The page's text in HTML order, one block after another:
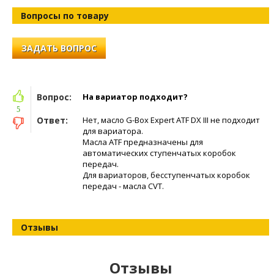
Вопросы по товару
ЗАДАТЬ ВОПРОС
Вопрос: На вариатор подходит?
Ответ:
Нет, масло G-Box Expert ATF DX III не подходит
для вариатора.
Масла ATF предназначены для
автоматических ступенчатых коробок
передач.
Для вариаторов, бесступенчатых коробок
передач - масла CVT.
5
Отзывы
Отзывы